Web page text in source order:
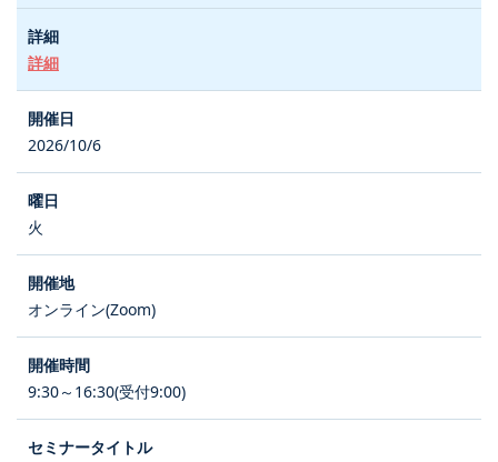
詳細
2026/10/6
火
オンライン(Zoom)
9:30～16:30(受付9:00)